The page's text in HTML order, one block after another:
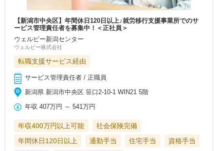
【新潟市中央区】年間休日120日以上♪就労移行支援事業所でのサ
ービス管理責任者を募集中！＜正社員＞
ウェルビー新潟センター
ウェルビー株式会社
転職支援サービス経由
サービス管理責任者 / 正職員
新潟県 新潟市中央区 笹口2-10-1 WIN21 5階
年収 407万円 ～541万円
年収400万円以上可能
社会保険完備
年間休日120日以上
通勤手当 住宅手当
資格手当